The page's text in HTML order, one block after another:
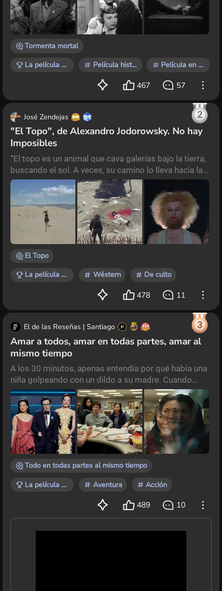
sido uno con un visionado reciente. Este último caso
es el mío, hace un par de meses vi por primera vez La
Tormenta Mortal (1940), protagonizada por Jam
Tormenta mortal
La película que te marcó Película histórica Película en blanco y negro
467 57
José Zendejas
"El Topo", de Alexandro Jodorowsky. No hay
Imposibles
“El topo es un animal que cava galerías bajo la tierra,
buscando el sol. A veces, su camino lo lleva hacia la
superficie. Cuando ve el sol, queda ciego”. Es esta la
declaración inicial de la segunda película de
Alexandro Jodorowsky, tras la cual toma progresivo
poder la banda sonora que le acompaña, un híbrido
de la música inspirada en el budismo zen, y las
melodías épicas de los westerns tradicio
El Topo
La película que te marcó Wéstern De culto
478 11
2
El de las Reseñas | Santiago
Amar a todos, amar en todas partes, amar al
mismo tiempo
A los 30 minutos, apenas entendía por qué había una
niña golpeando con un dildo a su madre. Cuando
rodaban los créditos, apenas podía contener las
lágrimas. Había escuchado muchas cosas de ‘Todo
en todas partes al mismo tiempo’ (2022). La
curiosidad que me había despertado esta película no
tenía equivalente. O la amabas, o la odiabas. La mitad
del internet decía que era un despropósito sin
sentido
Todo en todas partes al mismo tiempo
La película que te marcó Aventura Acción
489 10
3